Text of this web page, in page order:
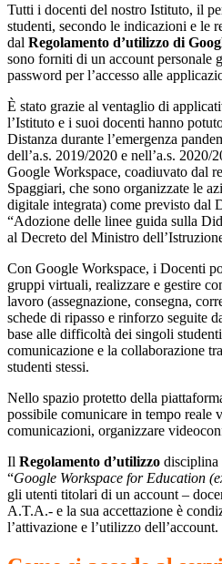
Tutti i docenti del nostro Istituto, il
studenti, secondo le indicazioni e le
dal Regolamento d’utilizzo di
sono forniti di un account personale
password per l’accesso alle
È stato grazie al ventaglio di
l’Istituto e i suoi docenti hanno
Distanza durante l’emergenza
dell’a.s. 2019/2020 e nell’a.s. 2020/
Google Workspace, coadiuvato dal
Spaggiari, che sono organizzate le
digitale integrata) come previsto dal
“Adozione delle linee guida sulla
al Decreto del Ministro
Con Google Workspace, i Docenti
gruppi virtuali, realizzare e gestire
lavoro (assegnazione, consegna,
schede di ripasso e rinforzo seguite
base alle difficoltà dei singoli
comunicazione e la collaborazione
studenti stessi.
Nello spazio protetto della
possibile comunicare in tempo reale
comunicazioni, organizzare
Il Regolamento d’utilizzo disciplina
“Google Workspace for Education
gli utenti titolari di un account –
A.T.A.- e la sua accettazione è
l’attivazione e l’utilizzo dell’account.